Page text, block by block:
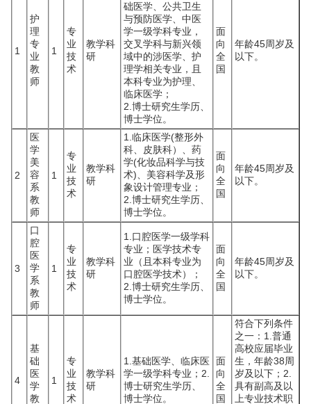
1
护
理
专
业
教
师
1
专
业
技
术
教学科
研
础医学、公共卫生
与预防医学、中医
学一级学科专业，
交叉学科与新兴领
域中的涉医学、护
理学相关专业，且
本科专业为护理、
临床医学；
2.博士研究生学历、
博士学位。
面
向
全
国
年龄45周岁及
以下。
2
医
学
美
容
系
教
师
1
专
业
技
术
教学科
研
1.临床医学(整形外
科、皮肤科）、药
学(化妆品科学与技
术)、美容科学及形
象设计管理专业；
2.博士研究生学历、
博士学位。
面
向
全
国
年龄45周岁及
以下。
3
口
腔
医
学
系
教
师
1
专
业
技
术
教学科
研
1.口腔医学一级学科
专业；医学技术专
业（且本科专业为
口腔医学技术）；
2.博士研究生学历、
博士学位。
面
向
全
国
年龄45周岁及
以下。
4
基
础
医
学
教
1
专
业
技
术
教学科
研
1.基础医学、临床医
学一级学科专业；2.
博士研究生学历、
博士学位。
面
向
全
国
符合下列条件
之一：1.普通
高校应届毕业
生，年龄38周
岁及以下；2.
具有副高及以
上专业技术职